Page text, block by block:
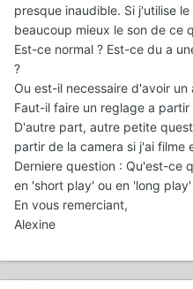
presque inaudible. Si j'utilise
beaucoup mieux le son de ce
Est-ce normal ? Est-ce du a
?
Ou est-il necessaire d'avoir
Faut-il faire un reglage a partir
D'autre part, autre petite
partir de la camera si j'ai filme
Derniere question : Qu'est-ce
en 'short play' ou en 'long play'
En vous remerciant,
Alexine